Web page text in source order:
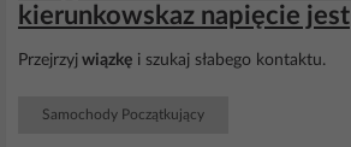
kierunkowskaz napięcie jest
Przejrzyj wiązkę i szukaj słabego kontaktu.
Samochody Początkujący